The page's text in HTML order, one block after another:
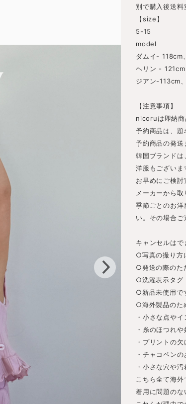
別で購入後送料
【size】
5-15
model
ダムイ- 118cm
ヘリン -
ジアン-113cm
【注意事項】
nicoruは即納商
予約商品は、題
予約商品の発送
韓国ブランド
洋服もございま
お早めにご検討
メーカーから取
季節ごとのお洋
い。その場合ご
キャンセルはで
○写真の撮り方
○発送の際のた
○洗濯表示タグ
○新品未使用で
○海外製品のた
・小さな点や
・糸のほつれや
・プリントの
・チャコペン
・小さな穴や
こちら全て海外
着用に問題のな